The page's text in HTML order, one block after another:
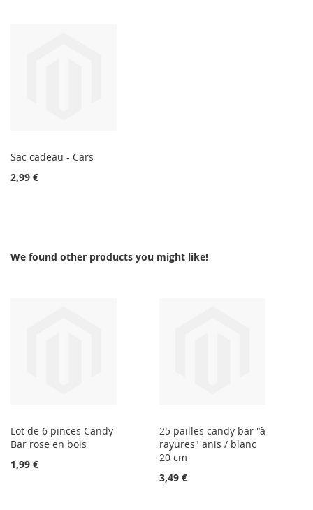
Sac cadeau - Cars
2,99 €
We found other products you might like!
Lot de 6 pinces Candy
Bar rose en bois
1,99 €
25 pailles candy bar "à
rayures" anis / blanc
20 cm
3,49 €